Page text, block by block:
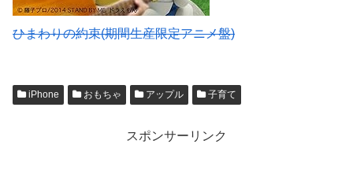
ひまわりの約束(期間生産限定アニメ盤)
iPhone おもちゃ アップル 子育て
スポンサーリンク